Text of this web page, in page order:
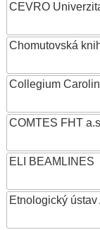
CEVRO
Chomutovská
Collegium
COMTES FHT
ELI BEAMLINES
Etnologický ústav